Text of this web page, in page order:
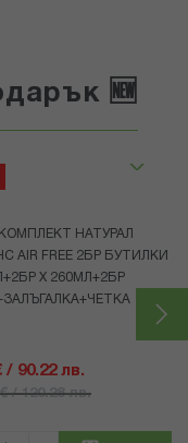
🆕
НАТУРАЛ
AIR FREE 2БР БУТИЛКИ
Х 260МЛ+2БР
/ 90.22 лв.
/ 120.28 лв.